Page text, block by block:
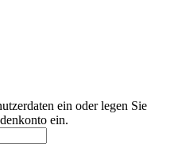
ein oder legen Sie
ein.